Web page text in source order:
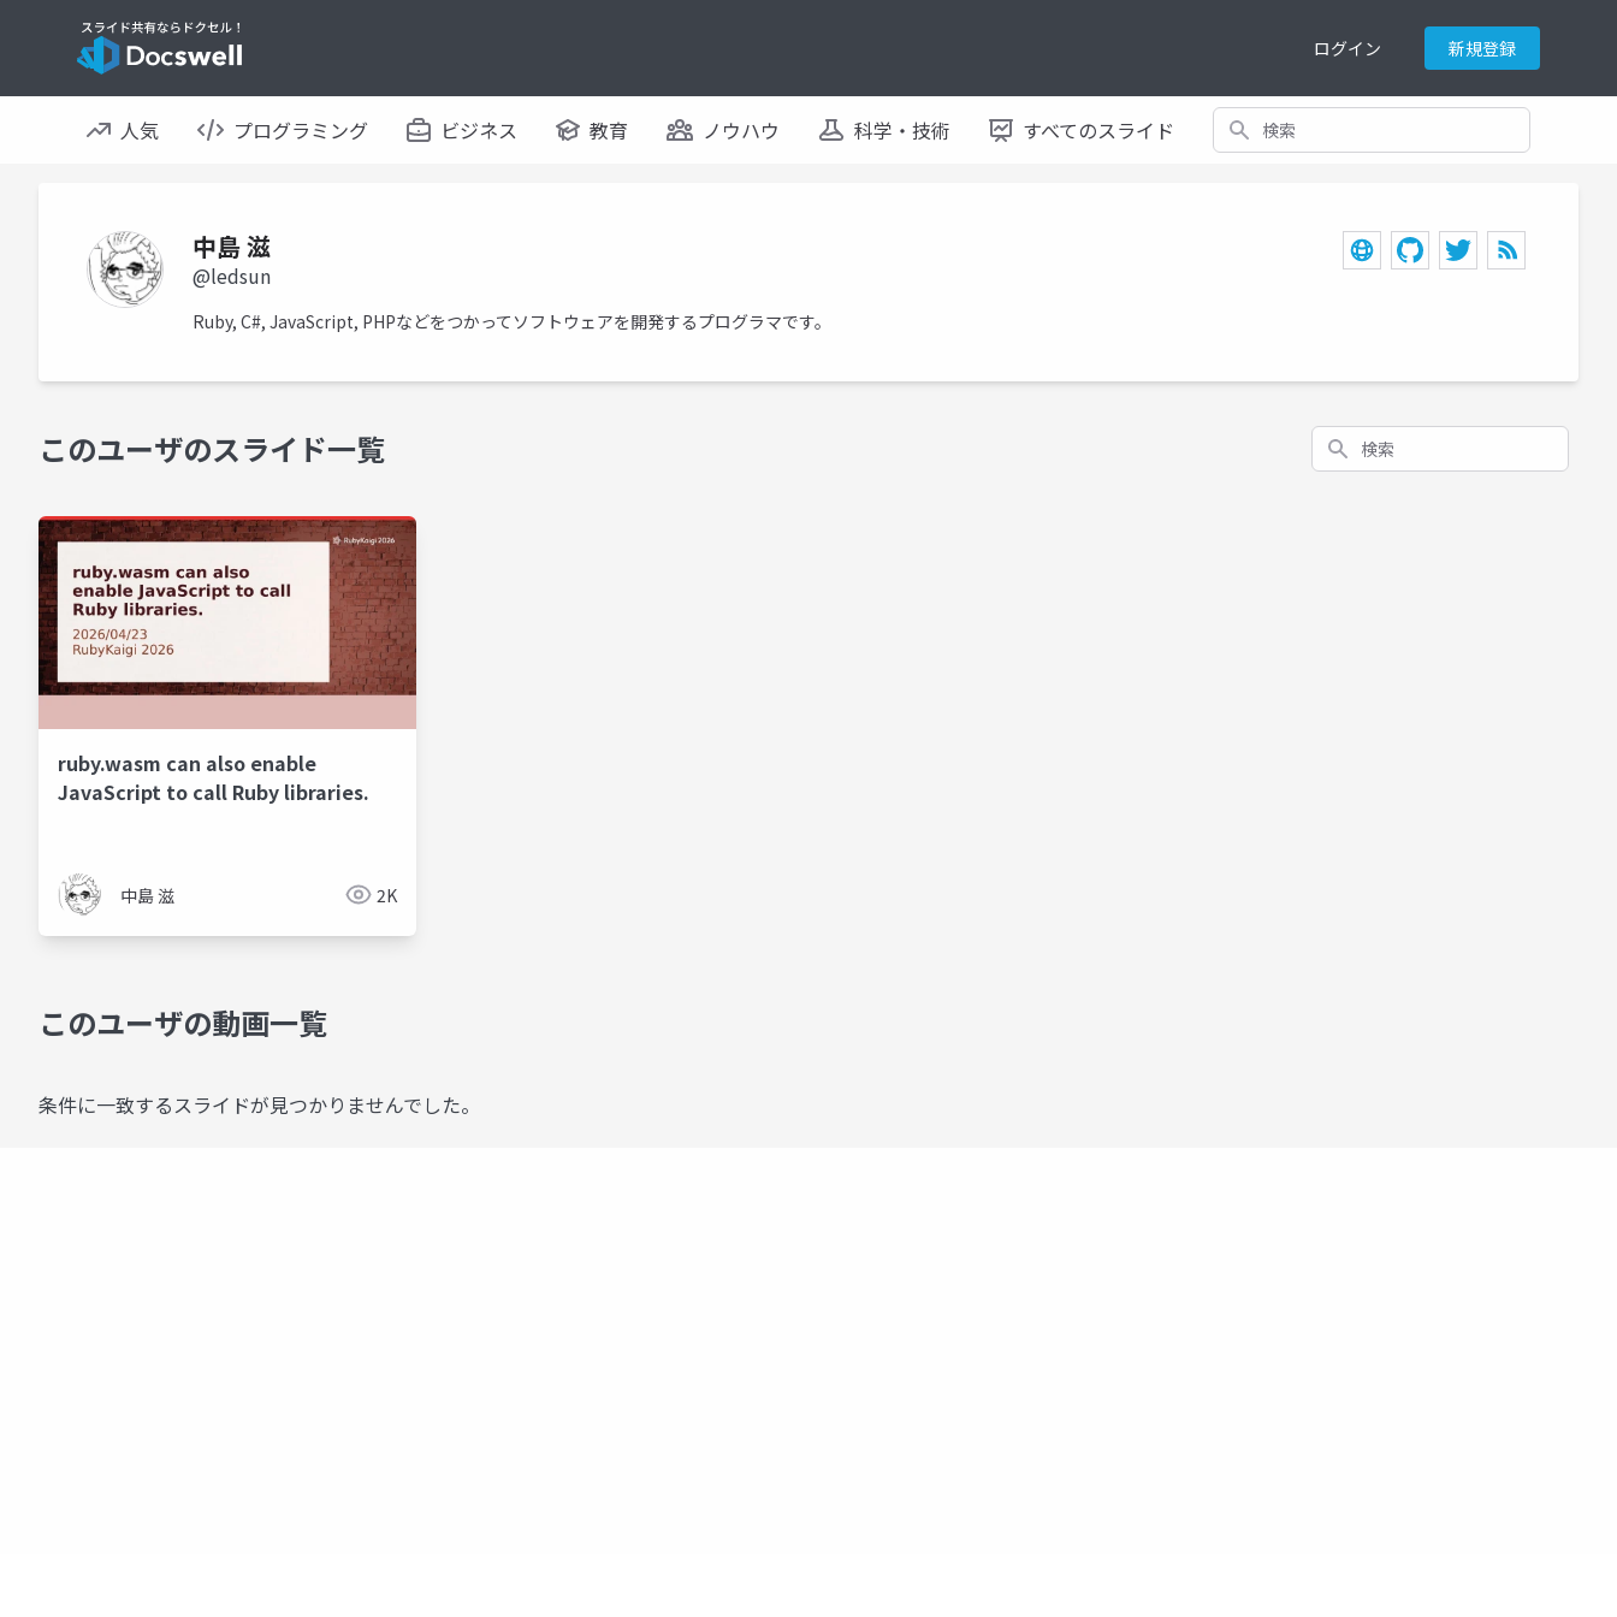
ログイン 新規登録
人気 プログラミング ビジネス 教育 ノウハウ 科学・技術 すべてのスライド 検索
中島 滋
@ledsun
Ruby, C#, JavaScript, PHPなどをつかってソフトウェアを開発するプログラマです。
このユーザのスライド一覧 検索
ruby.wasm can also enable
JavaScript to call Ruby libraries.
中島 滋 2K
このユーザの動画一覧
条件に一致するスライドが見つかりませんでした。